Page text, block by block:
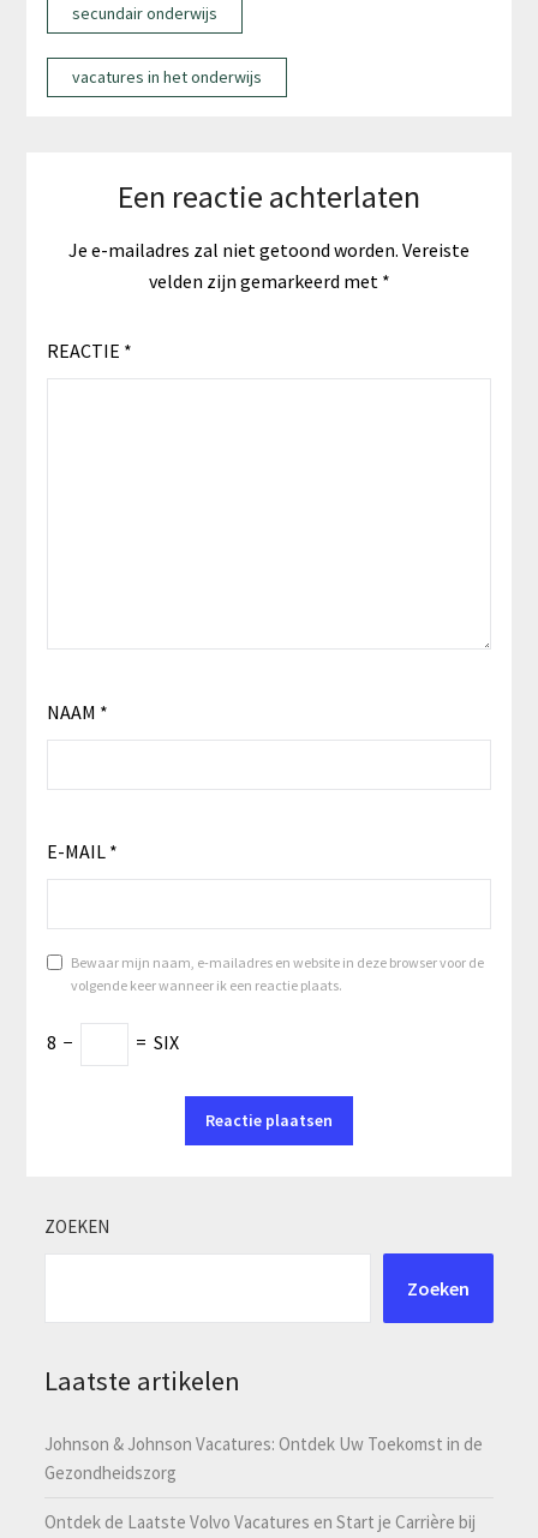
secundair onderwijs
vacatures in het onderwijs
Een reactie achterlaten
Je e-mailadres zal niet getoond worden. Vereiste
velden zijn gemarkeerd met *
REACTIE *
NAAM *
E-MAIL *
Bewaar mijn naam, e-mailadres en website in deze browser voor de
volgende keer wanneer ik een reactie plaats.
8 − = SIX
ZOEKEN
Zoeken
Laatste artikelen
Johnson & Johnson Vacatures: Ontdek Uw Toekomst in de
Gezondheidszorg
Ontdek de Laatste Volvo Vacatures en Start je Carrière bij